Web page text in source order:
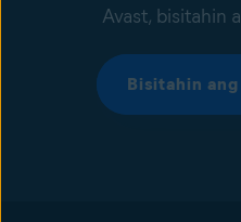
Avast, bisitahin
Bisitahin